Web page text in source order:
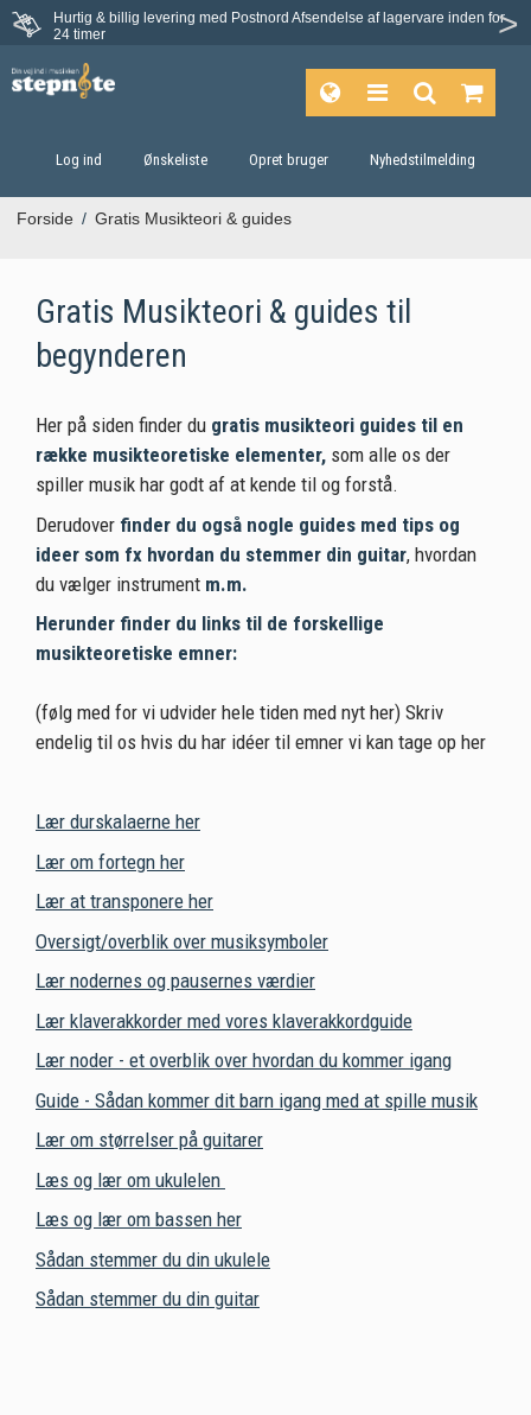
Hurtig & billig levering med Postnord Afsendelse af lagervare inden for
24 timer
Log ind Ønskeliste Opret bruger Nyhedstilmelding
Forside / Gratis Musikteori & guides
Gratis Musikteori & guides til
begynderen
Her på siden finder du gratis musikteori guides til en
række musikteoretiske elementer, som alle os der
spiller musik har godt af at kende til og forstå.
Derudover finder du også nogle guides med tips og
ideer som fx hvordan du stemmer din guitar, hvordan
du vælger instrument m.m.
Herunder finder du links til de forskellige
musikteoretiske emner:
(følg med for vi udvider hele tiden med nyt her) Skriv
endelig til os hvis du har idéer til emner vi kan tage op her
Lær durskalaerne her
Lær om fortegn her
Lær at transponere her
Oversigt/overblik over musiksymboler
Lær nodernes og pausernes værdier
Lær klaverakkorder med vores klaverakkordguide
Lær noder - et overblik over hvordan du kommer igang
Guide - Sådan kommer dit barn igang med at spille musik
Lær om størrelser på guitarer
Læs og lær om ukulelen
Læs og lær om bassen her
Sådan stemmer du din ukulele
Sådan stemmer du din guitar